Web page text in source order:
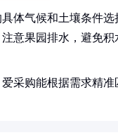
体气候和土壤条件
意果园排水，避免
采购能根据需求精